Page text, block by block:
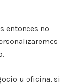
entonces no
u oficina, si